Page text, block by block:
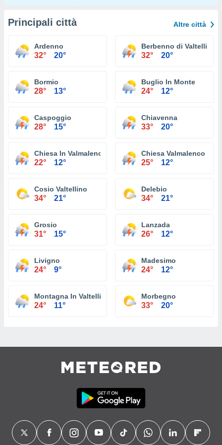
Principali città Altre città
Ardenno
32° 20°
Berbenno di Valtellina
32° 20°
Bormio
28° 13°
Buglio In Monte
24° 12°
Caspoggio
28° 15°
Chiavenna
33° 20°
Chiesa In Valmalenco
22° 12°
Chiesa Valmalenco
25° 12°
Cosio Valtellino
34° 21°
Delebio
34° 21°
Grosio
31° 15°
Lanzada
26° 12°
Livigno
24° 9°
Madesimo
24° 12°
Montagna In Valtellina
24° 11°
Morbegno
33° 20°